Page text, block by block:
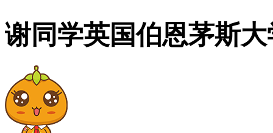
度奖”，该奖项由英国
有开创性的高等学府。
职业特点设立的，反映
务、税法、新媒体制作
谢同学英国伯恩茅斯